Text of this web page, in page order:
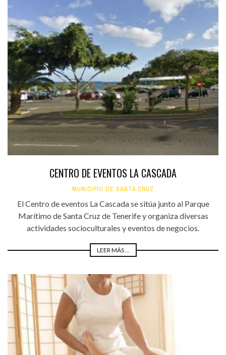
CENTRO DE EVENTOS LA CASCADA
MUNICIPIO DE SANTA CRUZ
El Centro de eventos La Cascada se sitúa junto al Parque
Marítimo de Santa Cruz de Tenerife y organiza diversas
actividades socioculturales y eventos de negocios.
LEER MÁS ...